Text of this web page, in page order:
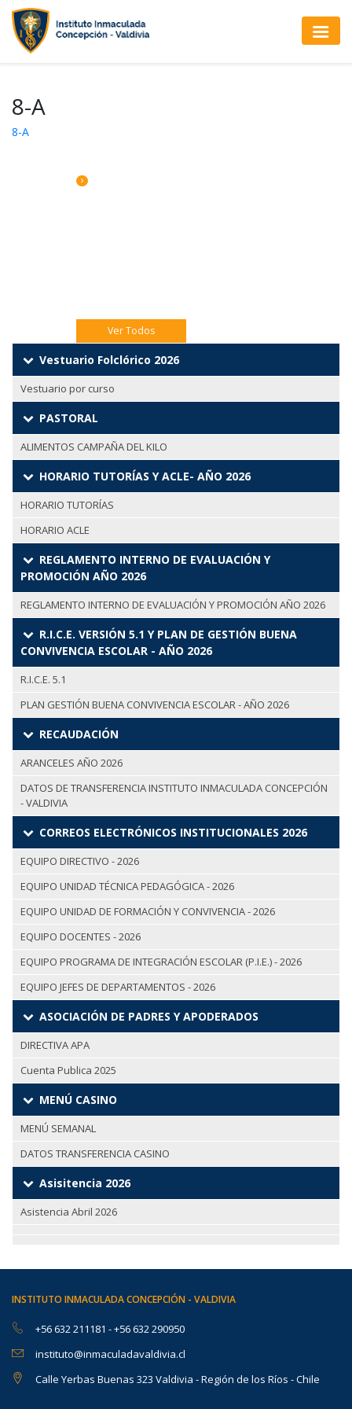
8-A
8-A
Ver Todos
Vestuario Folclórico 2026
Vestuario por curso
PASTORAL
ALIMENTOS CAMPAÑA DEL KILO
HORARIO TUTORÍAS Y ACLE- AÑO 2026
HORARIO TUTORÍAS
HORARIO ACLE
REGLAMENTO INTERNO DE EVALUACIÓN Y
PROMOCIÓN AÑO 2026
REGLAMENTO INTERNO DE EVALUACIÓN Y PROMOCIÓN AÑO 2026
R.I.C.E. VERSIÓN 5.1 Y PLAN DE GESTIÓN BUENA
CONVIVENCIA ESCOLAR - AÑO 2026
R.I.C.E. 5.1
PLAN GESTIÓN BUENA CONVIVENCIA ESCOLAR - AÑO 2026
RECAUDACIÓN
ARANCELES AÑO 2026
DATOS DE TRANSFERENCIA INSTITUTO INMACULADA CONCEPCIÓN
- VALDIVIA
CORREOS ELECTRÓNICOS INSTITUCIONALES 2026
EQUIPO DIRECTIVO - 2026
EQUIPO UNIDAD TÉCNICA PEDAGÓGICA - 2026
EQUIPO UNIDAD DE FORMACIÓN Y CONVIVENCIA - 2026
EQUIPO DOCENTES - 2026
EQUIPO PROGRAMA DE INTEGRACIÓN ESCOLAR (P.I.E.) - 2026
EQUIPO JEFES DE DEPARTAMENTOS - 2026
ASOCIACIÓN DE PADRES Y APODERADOS
DIRECTIVA APA
Cuenta Publica 2025
MENÚ CASINO
MENÚ SEMANAL
DATOS TRANSFERENCIA CASINO
Asisitencia 2026
Asistencia Abril 2026
INSTITUTO INMACULADA CONCEPCIÓN - VALDIVIA
+56 632 211181 -+56 632 290950
instituto@inmaculadavaldivia.cl
Calle Yerbas Buenas 323 Valdivia - Región de los Ríos - Chile